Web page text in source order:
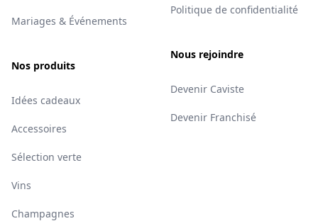
Mariages & Événements
Nos produits
Idées cadeaux
Accessoires
Sélection verte
Vins
Champagnes
Politique de confidentialité
Nous rejoindre
Devenir Caviste
Devenir Franchisé